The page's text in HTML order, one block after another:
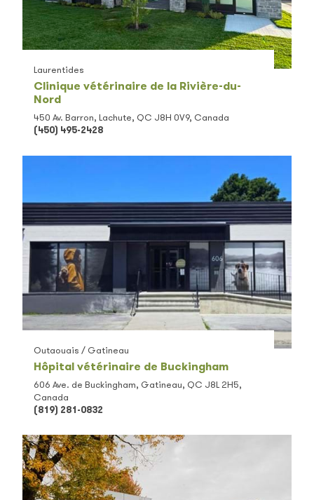
Clinique vétérinaire de la Rivière-du-
Nord
Laurentides
450 Av. Barron, Lachute, QC J8H 0V9, Canada
(450) 495-2428
Hôpital vétérinaire de Buckingham
Outaouais / Gatineau
606 Ave. de Buckingham, Gatineau, QC J8L 2H5,
Canada
(819) 281-0832